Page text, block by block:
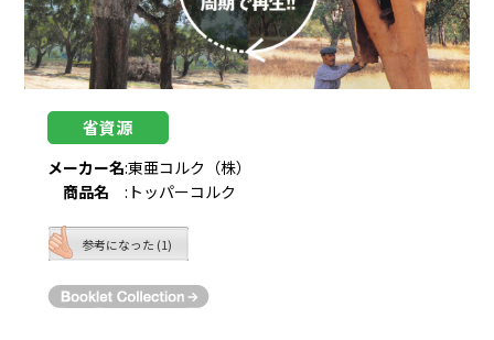
省資源
メーカー名:東亜コルク（株）
商品名
: トッパーコルク
参考になった (1)